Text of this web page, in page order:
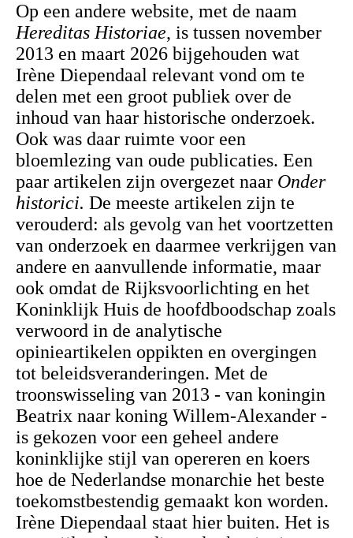
Op een andere website, met de naam
Hereditas Historiae, is tussen november
2013 en maart 2026 bijgehouden wat
Irène Diependaal relevant vond om te
delen met een groot publiek over de
inhoud van haar historische onderzoek.
Ook was daar ruimte voor een
bloemlezing van oude publicaties. Een
paar artikelen zijn overgezet naar Onder
historici. De meeste artikelen zijn te
verouderd: als gevolg van het voortzetten
van onderzoek en daarmee verkrijgen van
andere en aanvullende informatie, maar
ook omdat de Rijksvoorlichting en het
Koninklijk Huis de hoofdboodschap zoals
verwoord in de analytische
opinieartikelen oppikten en overgingen
tot beleidsveranderingen. Met de
troonswisseling van 2013 - van koningin
Beatrix naar koning Willem-Alexander -
is gekozen voor een geheel andere
koninklijke stijl van opereren en koers
hoe de Nederlandse monarchie het beste
toekomstbestendig gemaakt kon worden.
Irène Diependaal staat hier buiten. Het is